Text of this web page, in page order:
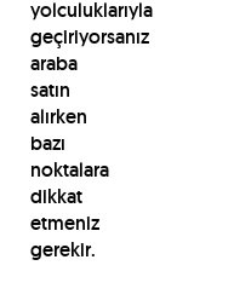
yolculuklarıyla
geçiriyorsanız
araba
satın
alırken
bazı
noktalara
dikkat
etmeniz
gerekir.